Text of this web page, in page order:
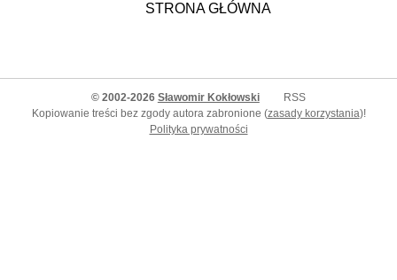
STRONA GŁÓWNA
© 2002-2026 Sławomir Kokłowski
RSS
Kopiowanie treści bez zgody autora zabronione (zasady korzystania)!
Polityka prywatności